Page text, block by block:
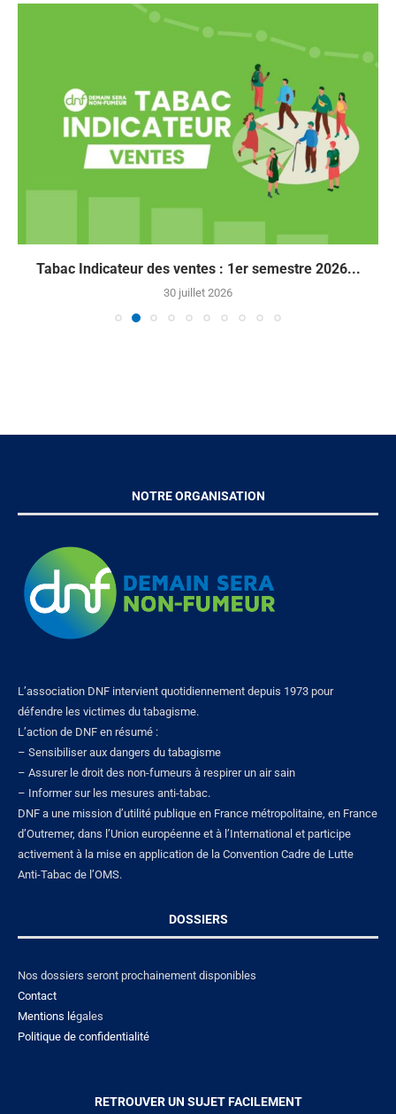
Tabac Indicateur des ventes : 1er semestre 2026...
30 juillet 2026
NOTRE ORGANISATION
L’association DNF intervient quotidiennement depuis 1973 pour
défendre les victimes du tabagisme.
L’action de DNF en résumé :
– Sensibiliser aux dangers du tabagisme
– Assurer le droit des non-fumeurs à respirer un air sain
– Informer sur les mesures anti-tabac.
DNF a une mission d’utilité publique en France métropolitaine, en France
d’Outremer, dans l’Union européenne et à l’International et participe
activement à la mise en application de la Convention Cadre de Lutte
Anti-Tabac de l’OMS.
DOSSIERS
Nos dossiers seront prochainement disponibles
Contact
Mentions légales
Politique de confidentialité
RETROUVER UN SUJET FACILEMENT